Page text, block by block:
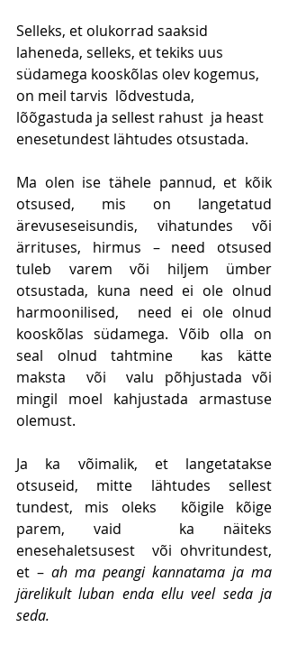
Selleks, et olukorrad saaksid
laheneda, selleks, et tekiks uus
südamega kooskõlas olev kogemus,
on meil tarvis  lõdvestuda,
lõõgastuda ja sellest rahust  ja heast
enesetundest lähtudes otsustada.
Ma olen ise tähele pannud, et kõik
otsused, mis on langetatud
ärevuseseisundis, vihatundes või
ärrituses, hirmus – need otsused
tuleb varem või hiljem ümber
otsustada, kuna need ei ole olnud
harmoonilised,  need ei ole olnud
kooskõlas südamega. Võib olla on
seal olnud tahtmine  kas kätte
maksta  või  valu põhjustada või
mingil moel kahjustada armastuse
olemust.
Ja ka võimalik, et langetatakse
otsuseid, mitte lähtudes sellest
tundest, mis oleks  kõigile kõige
parem, vaid  ka näiteks
enesehaletsusest  või ohvritundest,
et – ah ma peangi kannatama ja ma
järelikult luban enda ellu veel seda ja
seda.